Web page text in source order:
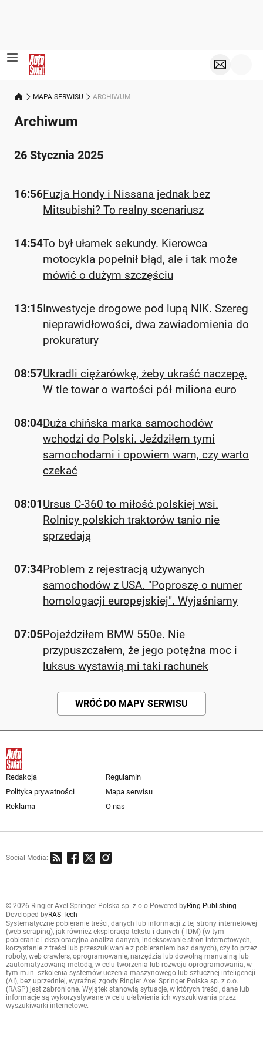
MAPA SERWISU ARCHIWUM
Archiwum
26 Stycznia 2025
16:56Fuzja Hondy i Nissana jednak bez
Mitsubishi? To realny scenariusz
14:54To był ułamek sekundy. Kierowca
motocykla popełnił błąd, ale i tak może
mówić o dużym szczęściu
13:15Inwestycje drogowe pod lupą NIK. Szereg
nieprawidłowości, dwa zawiadomienia do
prokuratury
08:57Ukradli ciężarówkę, żeby ukraść naczepę.
W tle towar o wartości pół miliona euro
08:04Duża chińska marka samochodów
wchodzi do Polski. Jeździłem tymi
samochodami i opowiem wam, czy warto
czekać
08:01Ursus C-360 to miłość polskiej wsi.
Rolnicy polskich traktorów tanio nie
sprzedają
07:34Problem z rejestracją używanych
samochodów z USA. "Poproszę o numer
homologacji europejskiej". Wyjaśniamy
07:05Pojeździłem BMW 550e. Nie
przypuszczałem, że jego potężna moc i
luksus wystawią mi taki rachunek
WRÓĆ DO MAPY SERWISU
Redakcja
Regulamin
Polityka prywatności
Mapa serwisu
Reklama
O nas
Social Media:
© 2026 Ringier Axel Springer Polska sp. z o.o. Powered byRing Publishing
Developed byRAS Tech
Systematyczne pobieranie treści, danych lub informacji z tej strony internetowej
(web scraping), jak również eksploracja tekstu i danych (TDM) (w tym
pobieranie i eksploracyjna analiza danych, indeksowanie stron internetowych,
korzystanie z treści lub przeszukiwanie z pobieraniem baz danych), czy to przez
roboty, web crawlers, oprogramowanie, narzędzia lub dowolną manualną lub
zautomatyzowaną metodą, w celu tworzenia lub rozwoju oprogramowania, w
tym m.in. szkolenia systemów uczenia maszynowego lub sztucznej inteligencji
(AI), bez uprzedniej, wyraźnej zgody Ringier Axel Springer Polska sp. z o.o.
(RASP) jest zabronione. Wyjątek stanowią sytuacje, w których treści, dane lub
informacje są wykorzystywane w celu ułatwienia ich wyszukiwania przez
wyszukiwarki internetowe.